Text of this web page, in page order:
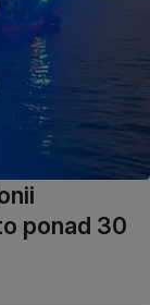
ponad 30